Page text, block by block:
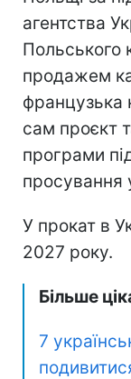
агентства
Польського
продажем
французька
сам проєкт
програми
просування
У прокат в
2027 року.
Більше
7